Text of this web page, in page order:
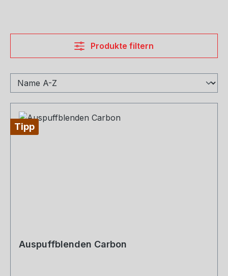
Produkte filtern
Tipp
Auspuffblenden Carbon